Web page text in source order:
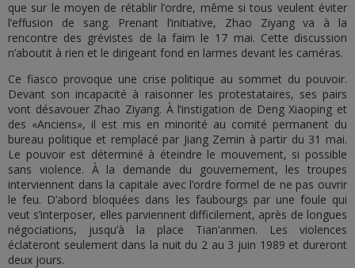
que sur le moyen de rétablir l’ordre, même si tous veulent éviter
l’effusion de sang. Prenant l’initiative, Zhao Ziyang va à la
rencontre des grévistes de la faim le 17 mai. Cette discussion
n’aboutit à rien et le dirigeant fond en larmes devant les caméras.
Ce fiasco provoque une crise politique au sommet du pouvoir.
Devant son incapacité à raisonner les protestataires, ses pairs
vont désavouer Zhao Ziyang. À l’instigation de Deng Xiaoping et
des «Anciens», il est mis en minorité au comité permanent du
bureau politique et remplacé par Jiang Zemin à partir du 31 mai.
Le pouvoir est déterminé à éteindre le mouvement, si possible
sans violence. À la demande du gouvernement, les troupes
interviennent dans la capitale avec l’ordre formel de ne pas ouvrir
le feu. D’abord bloquées dans les faubourgs par une foule qui
veut s’interposer, elles parviennent difficilement, après de longues
négociations, jusqu’à la place Tian’anmen. Les violences
éclateront seulement dans la nuit du 2 au 3 juin 1989 et dureront
deux jours.